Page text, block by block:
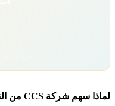
لماذا سهم شركة CCS من الناحية الشرعية مختلط؟